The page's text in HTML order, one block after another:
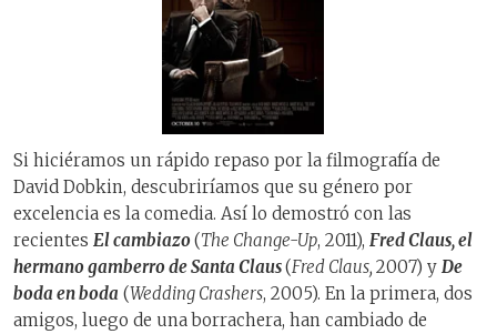
Si hiciéramos un rápido repaso por la filmografía de
David Dobkin, descubriríamos que su género por
excelencia es la comedia. Así lo demostró con las
recientes El cambiazo(The Change-Up, 2011), Fred Claus, el
hermano gamberro de Santa Claus(Fred Claus, 2007) y De
boda en boda (Wedding Crashers, 2005). En la primera, dos
amigos, luego de una borrachera, han cambiado de